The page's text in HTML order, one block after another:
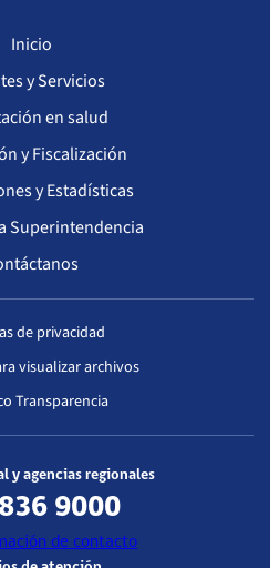
Inicio
y Servicios
en salud
y Fiscalización
y Estadísticas
Superintendencia
de privacidad
visualizar archivos
Transparencia
y agencias regionales
9000
de contacto